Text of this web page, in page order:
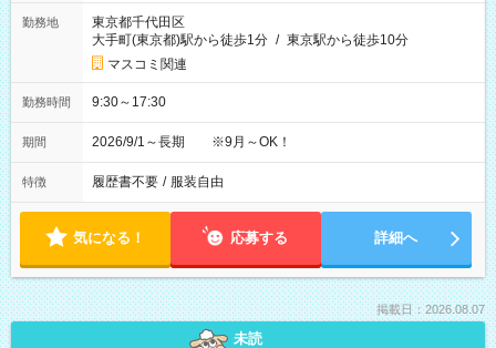
勤務地
東京都千代田区
大手町(東京都)駅から徒歩1分 / 東京駅から徒歩10分
マスコミ関連
勤務時間 9:30～17:30
期間 2026/9/1～長期 ※9月～OK！
特徴 履歴書不要 / 服装自由
気になる！ 応募する 詳細へ
掲載日：2026.08.07
未読